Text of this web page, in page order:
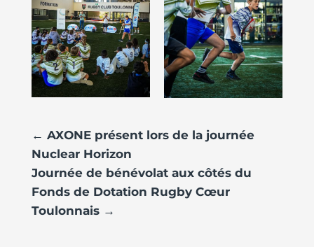
← AXONE présent lors de la journée
Nuclear Horizon
Journée de bénévolat aux côtés du
Fonds de Dotation Rugby Cœur
Toulonnais→